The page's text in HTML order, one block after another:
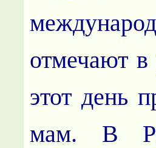
отмечают
этот день
мам. В